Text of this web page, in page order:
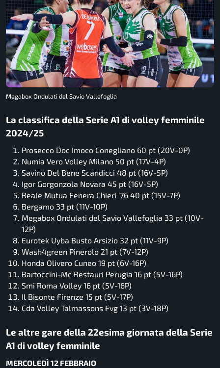
Megabox Ondulati del Savio Vallefoglia
La classifica della Serie A1 di volley femminile
2024/25
Prosecco Doc Imoco Conegliano 60 pt (20V-0P)
Numia Vero Volley Milano 50 pt (17V-4P)
Savino Del Bene Scandicci 48 pt (16V-5P)
Igor Gorgonzola Novara 45 pt (16V-5P)
Reale Mutua Fenera Chieri ’76 40 pt (15V-7P)
Bergamo 33 pt (11V-10P)
Megabox Ondulati del Savio Vallefoglia 33 pt (10V-
12P)
Eurotek Uyba Busto Arsizio 32 pt (11V-9P)
Wash4green Pinerolo 21 pt (7V-12P)
Honda Olivero Cuneo 19 pt (6V-16P)
Bartoccini-Mc Restauri Perugia 16 pt (5V-16P)
Smi Roma Volley 16 pt (5V-16P)
Il Bisonte Firenze 15 pt (5V-17P)
Cda Volley Talmassons Fvg 13 pt (3V-18P)
Le altre gare della 22esima giornata della Serie
A1 di volley femminile
MERCOLEDÌ 12 FEBBRAIO